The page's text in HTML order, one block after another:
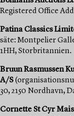
Registered Office
Patina Classics
säte: Montpelier
1HH, Storbritannien.
Bruun Rasmussen
A/S
30, 2150 Nordhavn,
Cornette St Cyr